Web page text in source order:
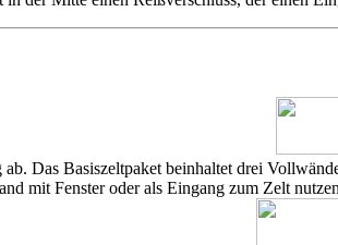
Das Basiszeltpaket beinhaltet drei
mit Fenster oder als Eingang zum Zelt